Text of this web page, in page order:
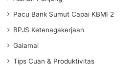
Pacu Bank Sumut Capai KBMI 2
BPJS Ketenagakerjaan
Galamai
Tips Cuan & Produktivitas